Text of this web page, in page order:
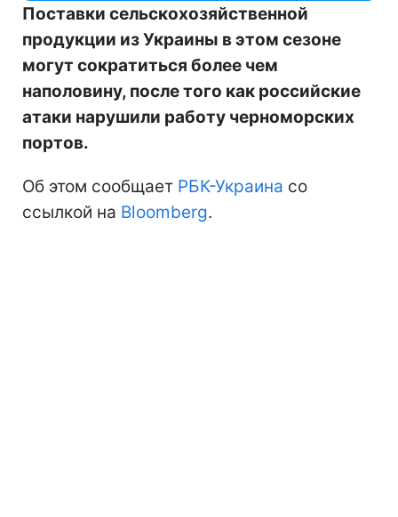
Поставки сельскохозяйственной
продукции из Украины в этом сезоне
могут сократиться более чем
наполовину, после того как российские
атаки нарушили работу черноморских
портов.
Об этом сообщает РБК-Украина со
ссылкой на Bloomberg.